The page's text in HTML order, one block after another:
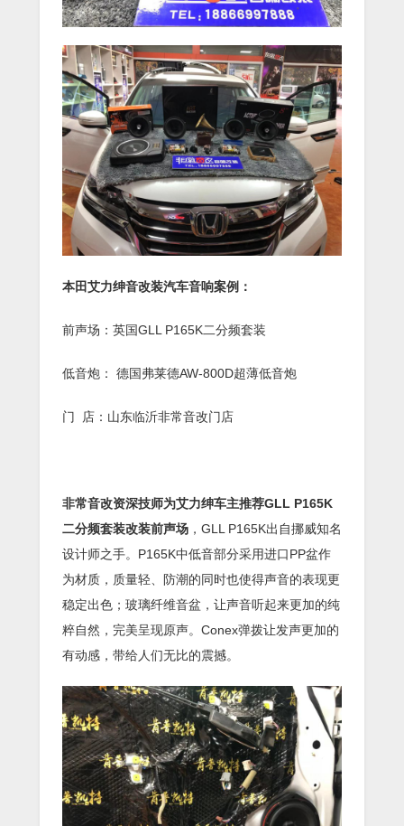
本田艾力绅音改装汽车音响案例：
前声场：英国GLL P165K二分频套装
低音炮： 德国弗莱德AW-800D超薄低音炮
门 店：山东临沂非常音改门店
非常音改资深技师为艾力绅车主推荐GLL P165K
二分频套装改装前声场 ，GLL P165K出自挪威知名
设计师之手。P165K中低音部分采用进口PP盆作
为材质，质量轻、防潮的同时也使得声音的表现更
稳定出色；玻璃纤维音盆，让声音听起来更加的纯
粹自然，完美呈现原声。Conex弹拨让发声更加的
有动感，带给人们无比的震撼。